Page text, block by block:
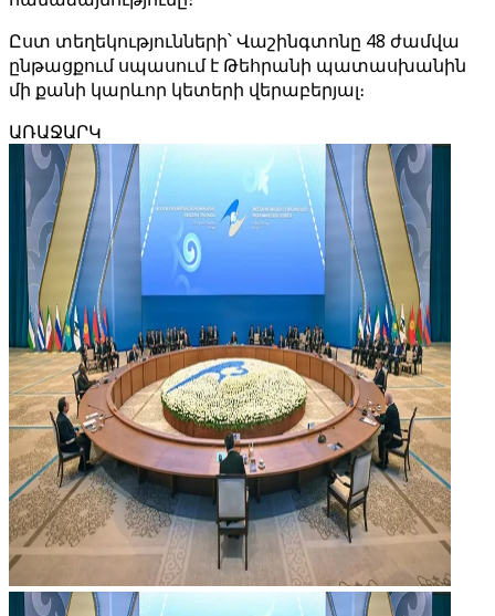
Ըստ տեղեկությունների՝ Վաշինգտոնը 48 ժամվա
ընթացքում սպասում է Թեհրանի պատասխանին
մի քանի կարևոր կետերի վերաբերյալ։
ԱՌԱՋԱՐԿ